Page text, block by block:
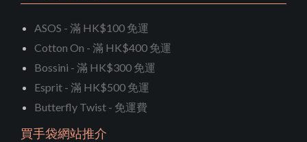
ASOS - 滿 HK$100 免運
Cotton On - 滿 HK$400 免運
Bossini - 滿 HK$300 免運
Esprit - 滿 HK$500 免運
Butterfly Twist - 免運費
買手袋網站推介